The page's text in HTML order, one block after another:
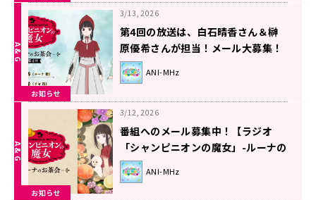
お知らせ
3/13, 2026
第4回の放送は、白石晴香さん＆榊
原優希さんが担当！メール大募集！
【ラジオ「シャンピニオンの魔女」-
ルーナのお茶会-】
ANI-MHz
お知らせ
3/12, 2026
番組へのメール募集中！【ラジオ
「シャンピニオンの魔女」-ルーナの
お茶会-】
ANI-MHz